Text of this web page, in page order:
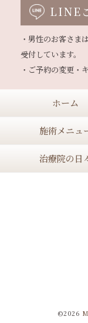
LINE
・男性のお客さま
受付しています。
・ご予約の変更・
ホーム
施術メニュ
治療院の日
©2026